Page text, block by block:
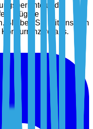
und
klügere
Bleiben Sie mit unseren
voraus.